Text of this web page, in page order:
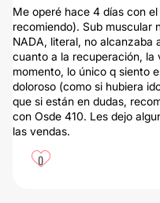
Me operé hace 4 días con
recomiendo). Sub muscular
NADA, literal, no alcanzaba
cuanto a la recuperación, la
momento, lo único q siento
doloroso (como si hubiera
que si están en dudas,
con Osde 410. Les dejo
las vendas.
0